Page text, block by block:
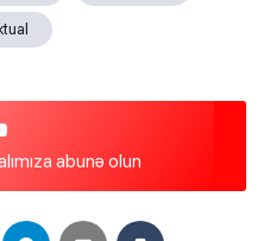
abunə olun